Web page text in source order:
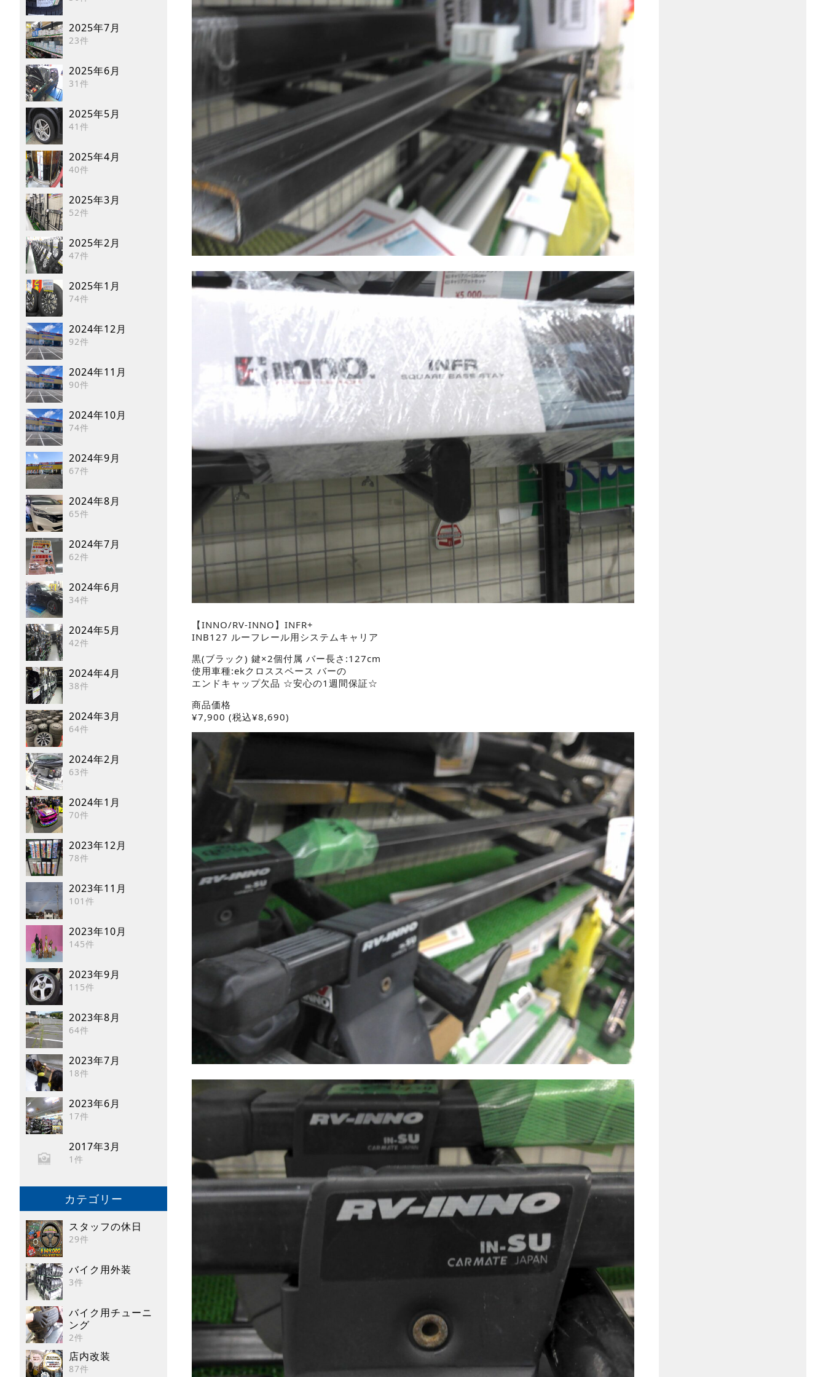
2025年7月
23件
2025年6月
31件
2025年5月
41件
2025年4月
40件
2025年3月
52件
2025年2月
47件
2025年1月
74件
2024年12月
92件
2024年11月
90件
2024年10月
74件
2024年9月
67件
2024年8月
65件
2024年7月
62件
2024年6月
34件
2024年5月
42件
2024年4月
38件
2024年3月
64件
2024年2月
63件
2024年1月
70件
2023年12月
78件
2023年11月
101件
2023年10月
145件
2023年9月
115件
2023年8月
64件
2023年7月
18件
2023年6月
17件
2017年3月
1件
カテゴリー
スタッフの休日
29件
バイク用外装
3件
バイク用チューニ
ング
2件
店内改装
87件
【INNO/RV-INNO】INFR+
INB127 ルーフレール用システムキャリア
黒(ブラック) 鍵×2個付属 バー長さ:127cm
使用車種:ekクロススペース バーの
エンドキャップ欠品 ☆安心の1週間保証☆
商品価格
¥7,900 (税込¥8,690)